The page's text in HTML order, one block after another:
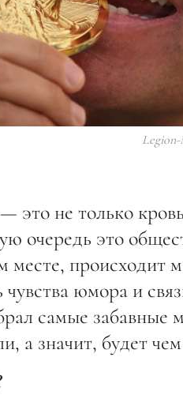
не только
очередь это
происходит
юмора и
самые забавные
а значит, будет